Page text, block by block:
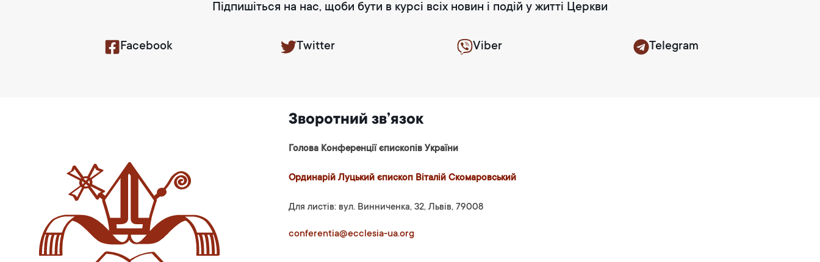
Підпишіться на нас, щоби бути в курсі всіх новин і подій у житті Церкви
Facebook Twitter Viber Telegram
Зворотний зв’язок
Голова Конференції єпископів України
Ординарій Луцький єпископ Віталій Скомаровський
Для листів: вул. Винниченка, 32, Львів, 79008
conferentia@ecclesia-ua.org